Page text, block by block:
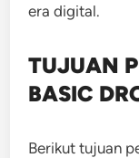
era digital.
TUJUAN
BASIC
Berikut tujuan